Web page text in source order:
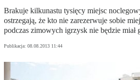
Brakuje kilkunastu tysięcy miejsc
ostrzegają, że kto nie zarezerwuje sobie
podczas zimowych igrzysk nie będzie miał
Publikacja: 08.08.2013 11:44